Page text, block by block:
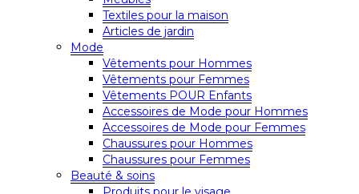
Textiles pour la maison
Articles de jardin
Mode
Vêtements pour Hommes
Vêtements pour Femmes
Vêtements POUR Enfants
Accessoires de Mode pour Hommes
Accessoires de Mode pour Femmes
Chaussures pour Hommes
Chaussures pour Femmes
Beauté & soins